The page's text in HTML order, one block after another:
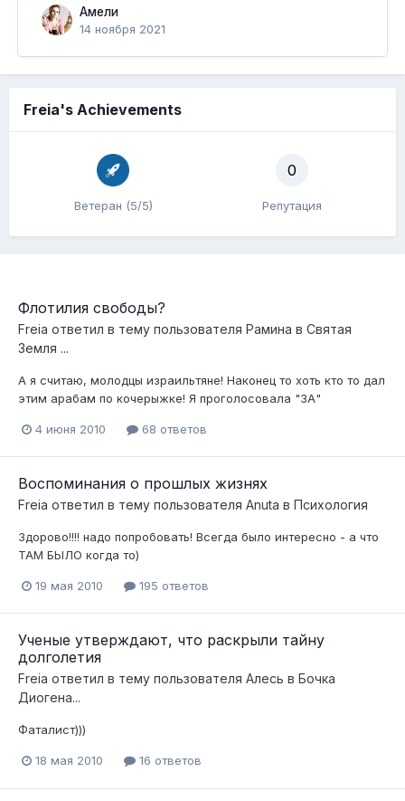
Амели
14 ноября 2021
Freia's Achievements
Ветеран (5/5)
0
Репутация
Флотилия свободы?
Freia ответил в тему пользователя Рамина в Святая
Земля ...
А я считаю, молодцы израильтяне! Наконец то хоть кто то дал
этим арабам по кочерыжке! Я проголосовала "ЗА"
4 июня 2010 68 ответов
Воспоминания о прошлых жизнях
Freia ответил в тему пользователя Anuta в Психология
Здорово!!!! надо попробовать! Всегда было интересно - а что
ТАМ БЫЛО когда то)
19 мая 2010 195 ответов
Ученые утверждают, что раскрыли тайну
долголетия
Freia ответил в тему пользователя Алесь в Бочка
Диогена...
Фаталист)))
18 мая 2010 16 ответов